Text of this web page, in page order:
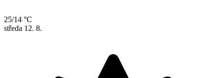
25/14 °C
středa 12. 8.